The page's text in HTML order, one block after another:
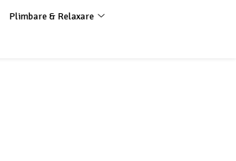
Plimbare & Relaxare